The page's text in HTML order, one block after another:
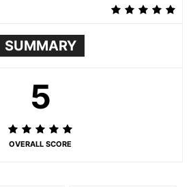
SUMMARY
5
OVERALL SCORE